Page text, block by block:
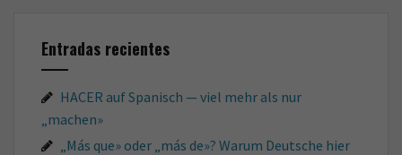
Entradas recientes
HACER auf Spanisch — viel mehr als nur
„machen»
„Más que» oder „más de»? Warum Deutsche hier